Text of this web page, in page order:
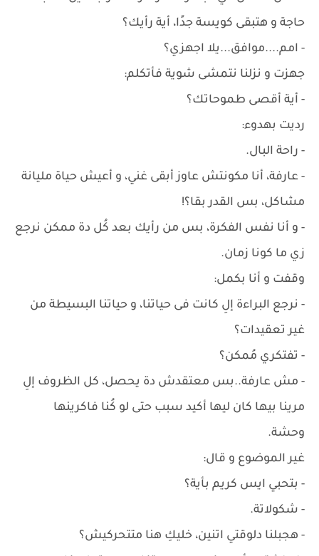
حاجة و هتبقى كويسة جدًا، أية رأيك؟
- امم....موافق...يلا اجهزي؟
جهزت و نزلنا نتمشى شوية فأتكلم:
- أية أقصى طموحاتك؟
رديت بهدوء:
- راحة البال.
- عارفة، أنا مكونتش عاوز أبقى غني، و أعيش حياة مليانة
مشاكل، بس القدر بقا؟!
- و أنا نفس الفكرة، بس من رأيك بعد كُل دة ممكن نرجع
زي ما كونا زمان.
وقفت و أنا بكمل:
- نرجع البراءة إلِ كانت فى حياتنا، و حياتنا البسيطة من
غير تعقيدات؟
- تفتكري مُمكن؟
- مش عارفة..بس معتقدش دة يحصل، كل الظروف إلِ
مرينا بيها كان ليها أكيد سبب حتى لو كُنا فاكرينها
وحشة.
غير الموضوع و قال:
- بتحبي ايس كريم بأية؟
- شكولاتة.
- هجبلنا دلوقتي اتنين، خليكِ هنا متتحركيش؟